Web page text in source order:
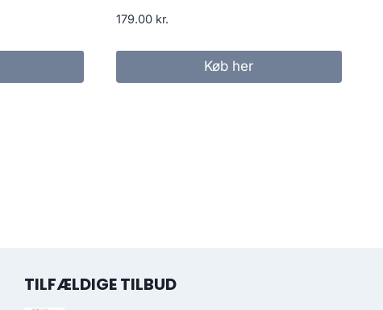
179.00 kr.
Køb her
TILFÆLDIGE TILBUD